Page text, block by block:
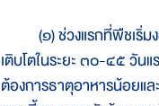
(๑) ช่วงแรกที่พืชเริ่มง
เติบโตในระยะ ๓๐-๔๕ วัน
ต้องการธาตุอาหารน้อยแล